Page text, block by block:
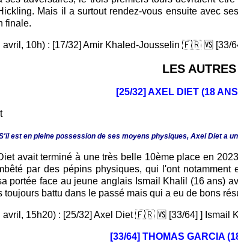
Mais il a surtout rendez-vous ensuite avec
finale.
10h) : [17/32] Amir Khaled-Jousselin 🇫🇷 🆚 [33/
LES
[25/32] AXEL DIET (18
est en pleine possession de ses moyens physiques, Axel Diet a
avait terminé à une très belle 10ème place en
par des pépins physiques, qui l'ont
portée face au jeune anglais Ismail Khalil (16 ans)
battu dans le passé mais qui a eu de bons
15h20) : [25/32] Axel Diet 🇫🇷 🆚 [33/64] ] Ismail
[33/64] THOMAS GARCIA